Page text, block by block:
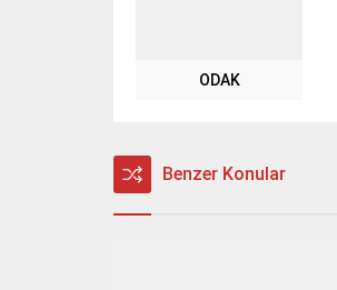
ODAK
Benzer Konular